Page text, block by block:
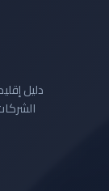
دليل